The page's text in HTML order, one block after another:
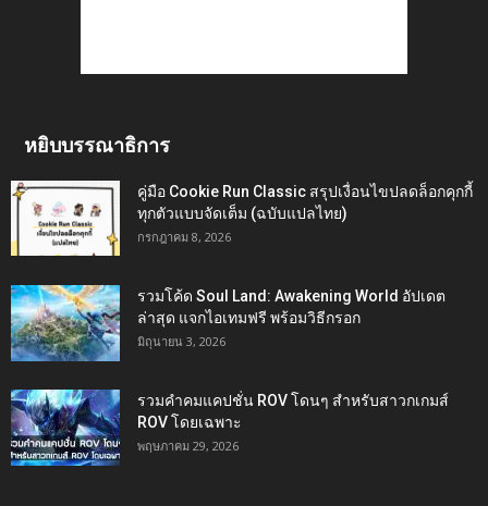
หยิบบรรณาธิการ
คู่มือ Cookie Run Classic สรุปเงื่อนไขปลดล็อกคุกกี้
ทุกตัวแบบจัดเต็ม (ฉบับแปลไทย)
กรกฎาคม 8, 2026
รวมโค้ด Soul Land: Awakening World อัปเดต
ล่าสุด แจกไอเทมฟรี พร้อมวิธีกรอก
มิถุนายน 3, 2026
รวมคำคมแคปชั่น ROV โดนๆ สำหรับสาวกเกมส์
ROV โดยเฉพาะ
พฤษภาคม 29, 2026